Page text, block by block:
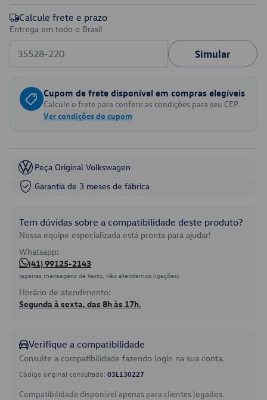
Calcule frete e prazo
Entrega em todo o Brasil
Simular
Cupom de frete disponível em compras elegíveis
Calcule o frete para conferir as condições para seu CEP.
Ver condições do cupom
Peça Original Volkswagen
Garantia de 3 meses de fábrica
Tem dúvidas sobre a compatibilidade deste produto?
Nossa equipe especializada está pronta para ajudar!
Whatsapp:
(41) 99125-2143
(apenas mensagens de texto, não atendemos ligações)
Horário de atendimento:
Segunda à sexta, das 8h às 17h.
Verifique a compatibilidade
Consulte a compatibilidade fazendo login na sua conta.
Código original consultado: 03L130227
Compatibilidade disponível apenas para clientes logados.